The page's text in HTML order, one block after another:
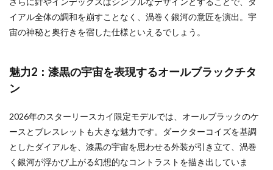
イアル全体の調和を崩すことなく、渦巻く銀河の意匠を演出。宇
宙の神秘と奥行きを宿した仕様といえるでしょう。
魅力2：漆黒の宇宙を表現するオールブラックチタ
ン
2026年のスターリースカイ限定モデルでは、オールブラックのケ
ースとブレスレットも大きな魅力です。ダークターコイズを基調
としたダイアルを、漆黒の宇宙を思わせる外装が引き立て、渦巻
く銀河が浮かび上がる幻想的なコントラストを描き出していま